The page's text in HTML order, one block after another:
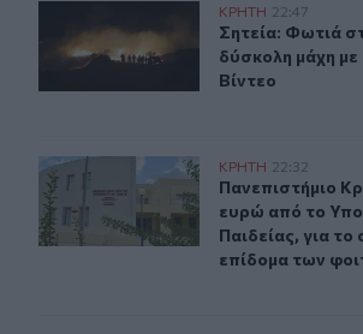
Σητεία: Φωτιά στα Αχλάδια,
ΚΡΗΤΗ 22:47
Σητεία: Φωτιά
Σητεία: Φωτιά
δύσκολη μάχη με
Βίντεο
Πανεπιστήμιο Κρήτης: 3,35 εκατ.
ΚΡΗΤΗ 22:32
Πανεπιστήμιο
Πανεπιστήμιο
ευρώ από το
Παιδείας, για το
επίδομα των